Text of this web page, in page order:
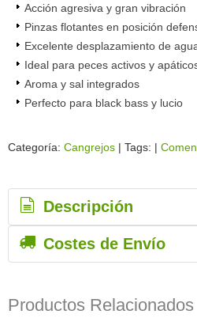
Acción agresiva y gran vibración
Pinzas flotantes en posición
Excelente desplazamiento de
Ideal para peces activos y
Aroma y sal integrados
Perfecto para black bass y lucio
Categoría: Cangrejos | Tags: |
Descripción
Costes de Envío
Productos Relacionados